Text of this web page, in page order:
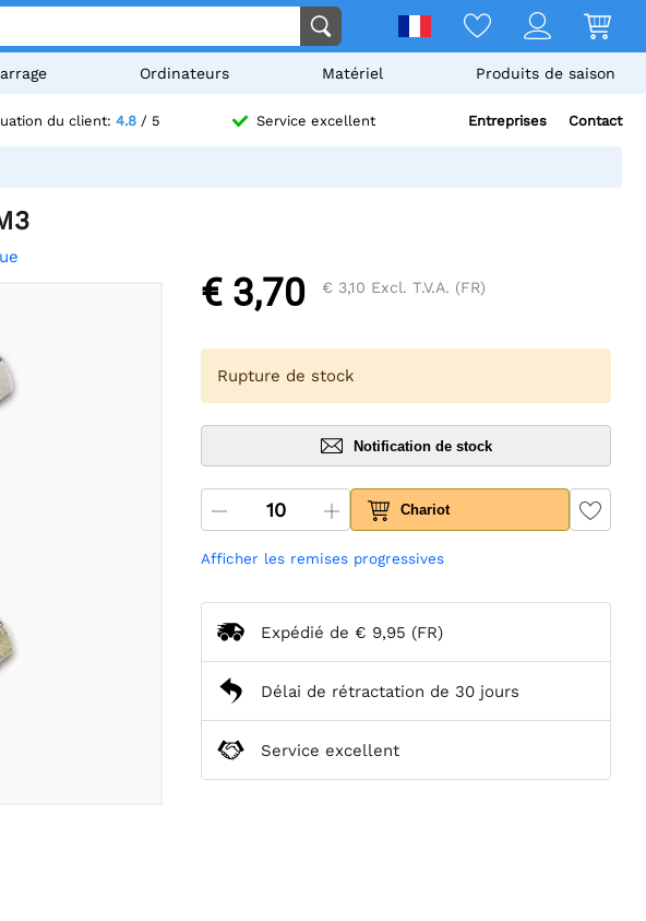
Ordinateurs Matériel Produits de saison
du client: 4.8 / 5 Service excellent Entreprises Contact
€ 3,70 € 3,10 Excl. T.V.A. (FR)
Rupture de stock
Notification de stock
Chariot
Afficher les remises progressives
Expédié de € 9,95 (FR)
Délai de rétractation de 30 jours
Service excellent